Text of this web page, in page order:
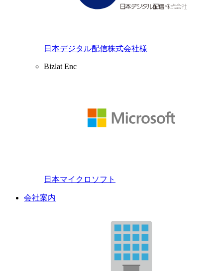
日本デジタル配信株式会社様
Bizlat Enc
日本マイクロソフト
会社案内